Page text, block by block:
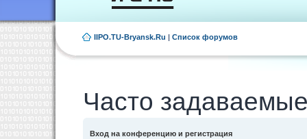
IIPO.TU-Bryansk.Ru | Список форумов
Часто
Вход на конференцию и регистрация